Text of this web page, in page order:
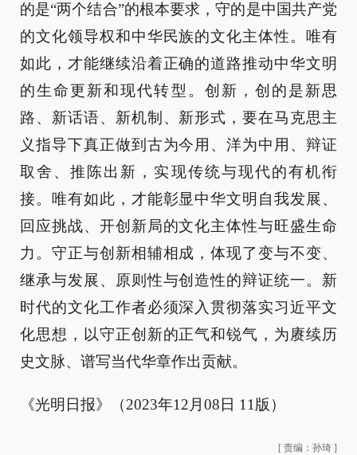
的是“两个结合”的根本要求，守的是中国共产党
的文化领导权和中华民族的文化主体性。唯有
如此，才能继续沿着正确的道路推动中华文明
的生命更新和现代转型。创新，创的是新思
路、新话语、新机制、新形式，要在马克思主
义指导下真正做到古为今用、洋为中用、辩证
取舍、推陈出新，实现传统与现代的有机衔
接。唯有如此，才能彰显中华文明自我发展、
回应挑战、开创新局的文化主体性与旺盛生命
力。守正与创新相辅相成，体现了变与不变、
继承与发展、原则性与创造性的辩证统一。新
时代的文化工作者必须深入贯彻落实习近平文
化思想，以守正创新的正气和锐气，为赓续历
史文脉、谱写当代华章作出贡献。
《光明日报》（2023年12月08日 11版）
[ 责编：孙琦 ]